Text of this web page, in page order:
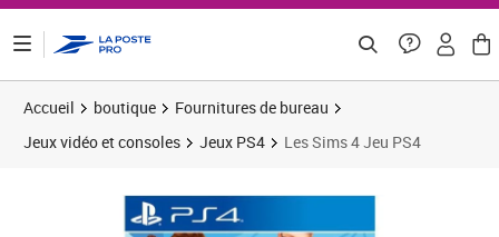
Accueil boutique
Fournitures de bureau
Jeux vidéo et consoles
Jeux PS4 Les Sims 4 Jeu PS4